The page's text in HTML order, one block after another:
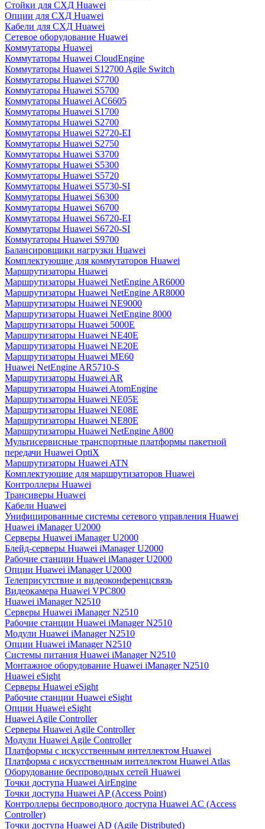
Стойки для СХД Huawei
Опции для СХД Huawei
Кабели для СХД Huawei
Сетевое оборудование Huawei
Коммутаторы Huawei
Коммутаторы Huawei CloudEngine
Коммутаторы Huawei S12700 Agile Switch
Коммутаторы Huawei S7700
Коммутаторы Huawei S5700
Коммутаторы Huawei AC6605
Коммутаторы Huawei S1700
Коммутаторы Huawei S2700
Коммутаторы Huawei S2720-EI
Коммутаторы Huawei S2750
Коммутаторы Huawei S3700
Коммутаторы Huawei S5300
Коммутаторы Huawei S5720
Коммутаторы Huawei S5730-SI
Коммутаторы Huawei S6300
Коммутаторы Huawei S6700
Коммутаторы Huawei S6720-EI
Коммутаторы Huawei S6720-SI
Коммутаторы Huawei S9700
Балансировщики нагрузки Huawei
Комплектующие для коммутаторов Huawei
Маршрутизаторы Huawei
Маршрутизаторы Huawei NetEngine AR6000
Маршрутизаторы Huawei NetEngine AR8000
Маршрутизаторы Huawei NE9000
Маршрутизаторы Huawei NetEngine 8000
Маршрутизаторы Huawei 5000E
Маршрутизаторы Huawei NE40E
Маршрутизаторы Huawei NE20E
Маршрутизаторы Huawei ME60
Huawei NetEngine AR5710-S
Маршрутизаторы Huawei AR
Маршрутизаторы Huawei AtomEngine
Маршрутизаторы Huawei NE05E
Маршрутизаторы Huawei NE08E
Маршрутизаторы Huawei NE80E
Маршрутизаторы Huawei NetEngine A800
Мультисервисные транспортные платформы пакетной
передачи Huawei OptiX
Маршрутизаторы Huawei ATN
Комплектующие для маршрутизаторов Huawei
Контроллеры Huawei
Трансиверы Huawei
Кабели Huawei
Унифицированные системы сетевого управления Huawei
Huawei iManager U2000
Серверы Huawei iManager U2000
Блейд-серверы Huawei iManager U2000
Рабочие станции Huawei iManager U2000
Опции Huawei iManager U2000
Телеприсутствие и видеоконференцсвязь
Видеокамера Huawei VPC800
Huawei iManager N2510
Серверы Huawei iManager N2510
Рабочие станции Huawei iManager N2510
Модули Huawei iManager N2510
Опции Huawei iManager N2510
Системы питания Huawei iManager N2510
Монтажное оборудование Huawei iManager N2510
Huawei eSight
Серверы Huawei eSight
Рабочие станции Huawei eSight
Опции Huawei eSight
Huawei Agile Controller
Серверы Huawei Agile Controller
Модули Huawei Agile Controller
Платформы с искусственным интеллектом Huawei
Платформа с искусственным интеллектом Huawei Atlas
Оборудование беспроводных сетей Huawei
Точки доступа Huawei AirEngine
Точки доступа Huawei AP (Access Point)
Контроллеры беспроводного доступа Huawei AC (Access
Controller)
Точки доступа Huawei AD (Agile Distributed)